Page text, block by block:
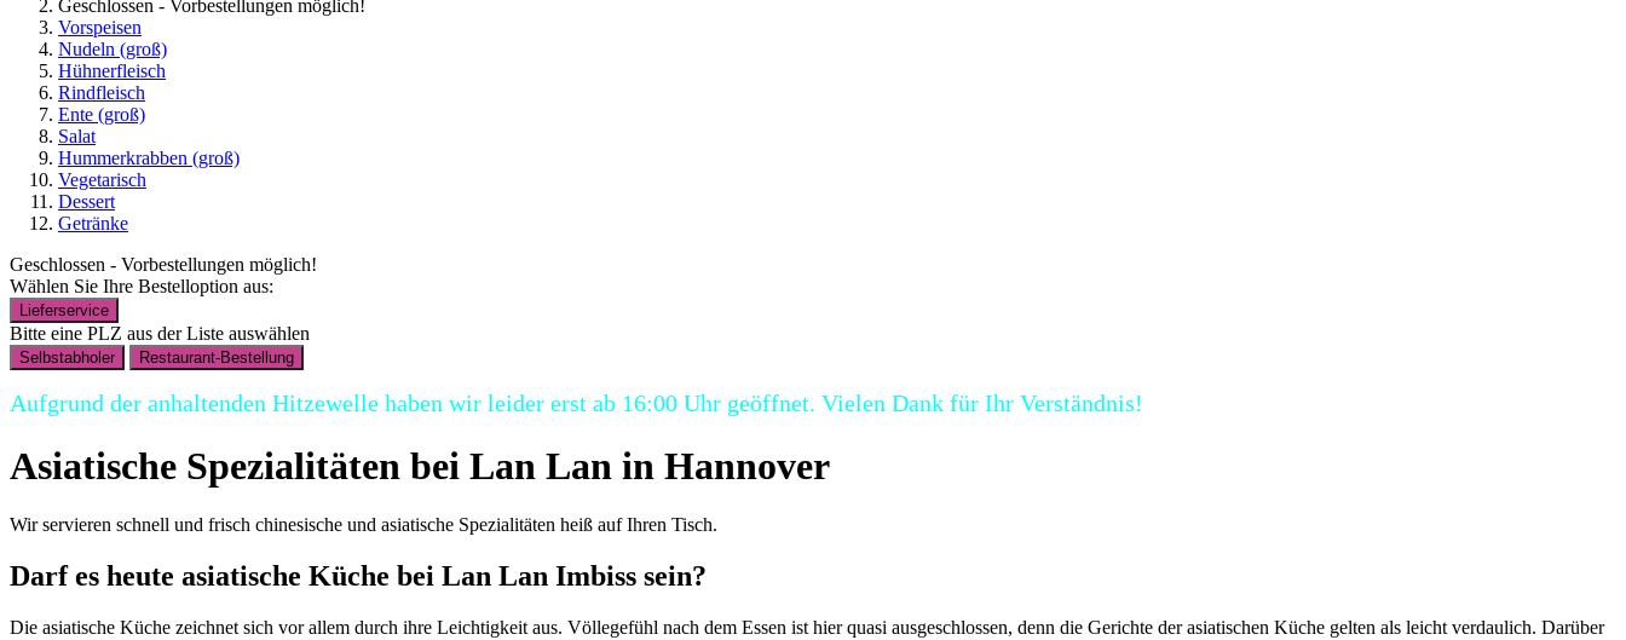
Geschlossen - Vorbestellungen möglich!
Vorspeisen
Nudeln (groß)
Hühnerfleisch
Rindfleisch
Ente (groß)
Salat
Hummerkrabben (groß)
Vegetarisch
Dessert
Getränke
Geschlossen - Vorbestellungen möglich!
Wählen Sie Ihre Bestelloption aus:
Lieferservice
Bitte eine PLZ aus der Liste auswählen
Selbstabholer Restaurant-Bestellung
Aufgrund der anhaltenden Hitzewelle haben wir leider erst ab 16:00 Uhr geöffnet. Vielen Dank für Ihr Verständnis!
Asiatische Spezialitäten bei Lan Lan in Hannover
Wir servieren schnell und frisch chinesische und asiatische Spezialitäten heiß auf Ihren Tisch.
Darf es heute asiatische Küche bei Lan Lan Imbiss sein?
Die asiatische Küche zeichnet sich vor allem durch ihre Leichtigkeit aus. Völlegefühl nach dem Essen ist hier quasi ausgeschlossen, denn die Gerichte der asiatischen Küche gelten als leicht verdaulich. Darüber